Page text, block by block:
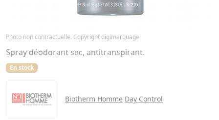
Photo non contractuelle. Copyright digimarquage
Spray déodorant sec, antitranspirant.
En stock
Biotherm Homme Day Control